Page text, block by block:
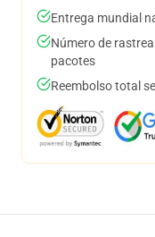
Entrega mundial
Número de
pacotes
Reembolso total